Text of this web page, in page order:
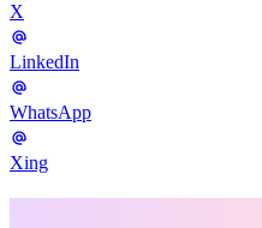
X
LinkedIn
WhatsApp
Xing